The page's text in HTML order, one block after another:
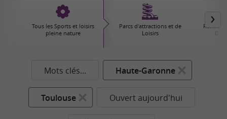
Tous les Sports et loisirs
pleine nature
Parcs d'attractions et de
Loisirs
Mots clés... Haute-Garonne
Toulouse Ouvert aujourd'hui